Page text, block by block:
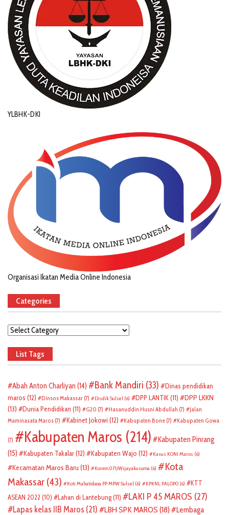
YLBHK-DKI
Organisasi Ikatan Media Online Indonesia
Categories
Categories
List Tags
Abah Anton Charliyan (14) Bank Mandiri (33)
Dinas pendidikan
maros (12) Dinsos Makassar (7) Disdik Sulsel (6) DPP LANTIK(11)
DPP LKKN
(13)
Dunia Pendidikan (11) G20 (7) Hasanuddin Husni Abdullah (7)
Jalan
Maminasata Maros (7) Kabinet Jokowi (12) Kabupaten Bone (7) Kabupaten Gowa
(7) Kabupaten Maros (214)
Kabupaten Pinrang
(15)
Kabupaten Takalar(12) Kabupaten Wajo (12) Kasus KONI Maros (6)
Kecamatan Maros Baru (13) Korem 071/Wijayakusuma (6)
Kota
Makassar (43) Koti Mahatidana PP MPW Sulsel (6) KPKNL PALOPO (6)
KTT
ASEAN 2022 (10) Lahan di Lantebung(11) LAKI P 45 MAROS (27)
Lapas kelas IIB Maros (21) LBH SPK MAROS (18)
Lembaga